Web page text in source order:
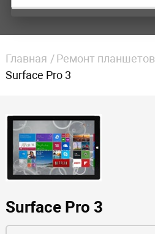
Главная Ремонт планшетов
Surface Pro 3
Surface Pro 3